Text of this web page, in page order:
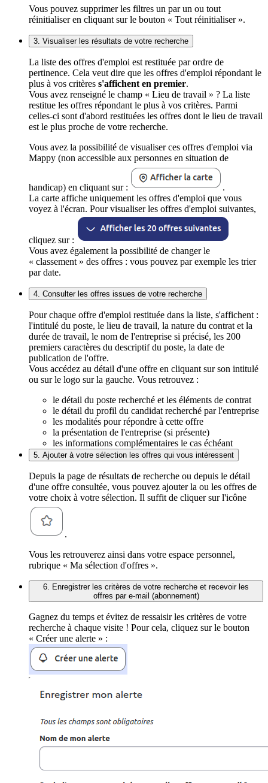
Vous pouvez supprimer les filtres un par un ou tout
réinitialiser en cliquant sur le bouton « Tout réinitialiser ».
3. Visualiser les résultats de votre recherche
La liste des offres d'emploi est restituée par ordre de
pertinence. Cela veut dire que les offres d'emploi répondant le
plus à vos critères s'affichent en premier.
Vous avez renseigné le champ « Lieu de travail » ? La liste
restitue les offres répondant le plus à vos critères. Parmi
celles-ci sont d'abord restituées les offres dont le lieu de travail
est le plus proche de votre recherche.
Vous avez la possibilité de visualiser ces offres d'emploi via
Mappy (non accessible aux personnes en situation de
handicap) en cliquant sur :
.
La carte affiche uniquement les offres d'emploi que vous
voyez à l'écran. Pour visualiser les offres d'emploi suivantes,
cliquez sur :
Vous avez également la possibilité de changer le
« classement » des offres : vous pouvez par exemple les trier
par date.
4. Consulter les offres issues de votre recherche
Pour chaque offre d'emploi restituée dans la liste, s'affichent :
l'intitulé du poste, le lieu de travail, la nature du contrat et la
durée de travail, le nom de l'entreprise si précisé, les 200
premiers caractères du descriptif du poste, la date de
publication de l'offre.
Vous accédez au détail d'une offre en cliquant sur son intitulé
ou sur le logo sur la gauche. Vous retrouvez :
le détail du poste recherché et les éléments de contrat
le détail du profil du candidat recherché par l'entreprise
les modalités pour répondre à cette offre
la présentation de l'entreprise (si présente)
les informations complémentaires le cas échéant
5. Ajouter à votre sélection les offres qui vous intéressent
Depuis la page de résultats de recherche ou depuis le détail
d'une offre consultée, vous pouvez ajouter la ou les offres de
votre choix à votre sélection. Il suffit de cliquer sur l'icône
.
Vous les retrouverez ainsi dans votre espace personnel,
rubrique « Ma sélection d'offres ».
6. Enregistrer les critères de votre recherche et recevoir les
offres par e-mail (abonnement)
Gagnez du temps et évitez de ressaisir les critères de votre
recherche à chaque visite ! Pour cela, cliquez sur le bouton
« Créer une alerte » :